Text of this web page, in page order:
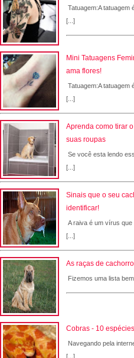
Tatuagem:A tatuagem
[...]
Mini Tatuagens
ama flores!
Tatuagem:A tatuagem
[...]
Aprenda como tirar
suas roupas
Se você esta lendo
[...]
Sinais que o seu
identificar!
A raiva é um vírus
[...]
As raças de
Fizemos uma lista
Cobras - 10
Navegando pela
[...]